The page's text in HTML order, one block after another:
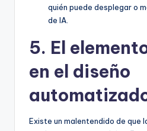
quién puede desplegar o
de IA.
5. El
en el diseño
Existe un malentendido de que